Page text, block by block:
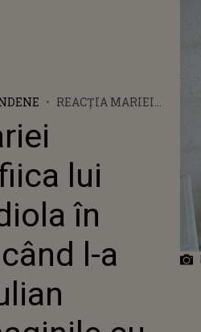
REACȚIA MARIEI
MOMENTUL CÂND L-
A VĂZUT PE JULIAN
ALVAREZ. IMAGINILE
CU MODELUL AU
DEVENIT VIRALE
lui
în
l-a